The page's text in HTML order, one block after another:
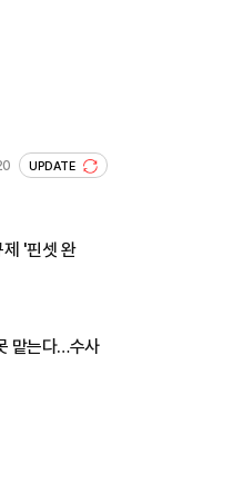
UPDATE
제 '핀셋 완
맡는다…수사